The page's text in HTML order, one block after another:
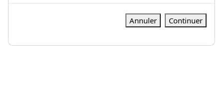
Annuler Continuer